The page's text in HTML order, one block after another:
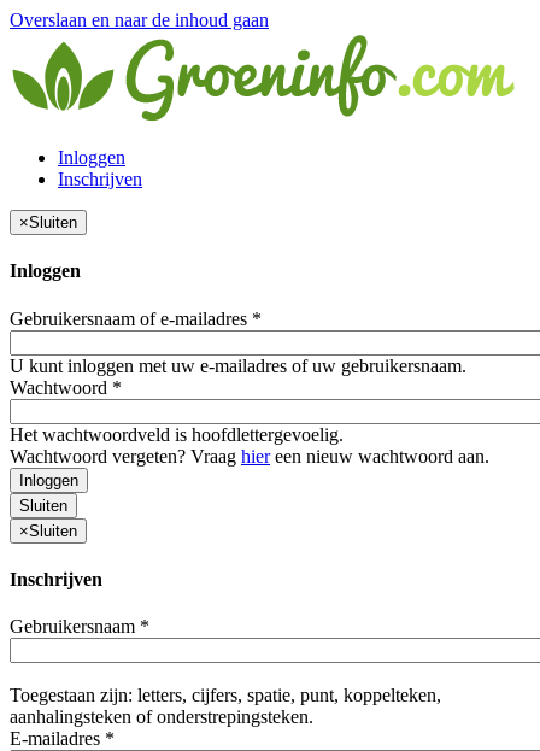
Overslaan en naar de inhoud gaan
Inloggen
Inschrijven
×Sluiten
Inloggen
Gebruikersnaam of e-mailadres *
U kunt inloggen met uw e-mailadres of uw gebruikersnaam.
Wachtwoord *
Het wachtwoordveld is hoofdlettergevoelig.
Wachtwoord vergeten? Vraag hiereen nieuw wachtwoord aan.
Inloggen
Sluiten
×Sluiten
Inschrijven
Gebruikersnaam *
Toegestaan zijn: letters, cijfers, spatie, punt, koppelteken,
aanhalingsteken of onderstrepingsteken.
E-mailadres *